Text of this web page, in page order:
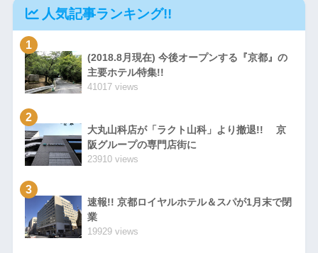
人気記事ランキング!!
1
(2018.8月現在) 今後オープンする『京都』の
主要ホテル特集!!
41017 views
2
大丸山科店が「ラクト山科」より撤退!! 京
阪グループの専門店街に
23910 views
3
速報!! 京都ロイヤルホテル＆スパが1月末で閉
業
19929 views